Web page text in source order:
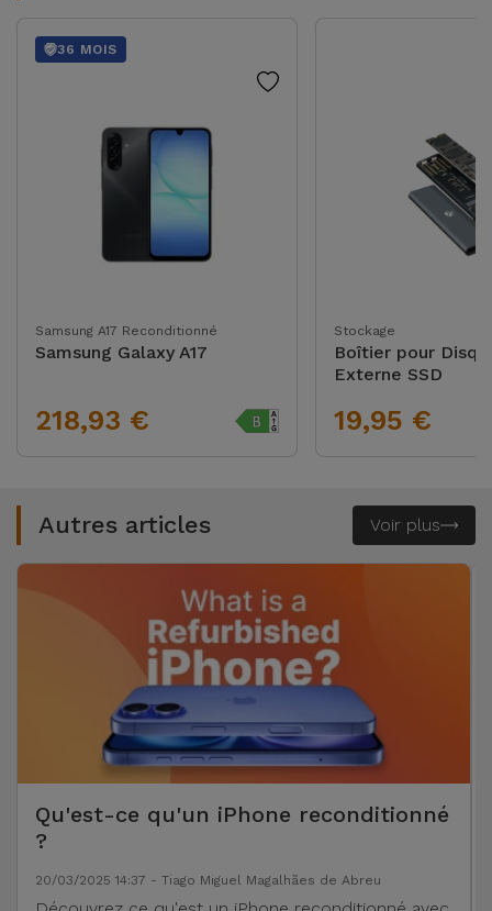
36 MOIS
Samsung A17 Reconditionné
Samsung Galaxy A17
218,93 €
Stockage
Boîtier pour
Externe SSD
19,95 €
Autres articles Voir plus
Qu'est-ce qu'un iPhone reconditionné
?
20/03/2025 14:37 - Tiago Miguel Magalhães de Abreu